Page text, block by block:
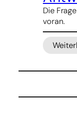
Die
voran.
: